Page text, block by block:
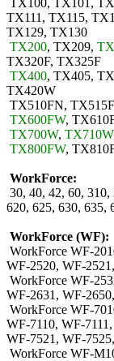
TX111, TX115,
TX129, TX130
TX200, TX209,
TX320F, TX325F
TX400, TX405,
TX420W
TX510FN,
TX600FW,
TX700W, TX710W
TX800FW,
WorkForce:
30, 40, 42, 60,
620, 625, 630, 635,
WorkForce (WF):
WorkForce WF-
WF-2520, WF-
WorkForce WF-
WF-2631, WF-
WorkForce WF-
WF-7110, WF-
WF-7521, WF-7525,
WorkForce WF-